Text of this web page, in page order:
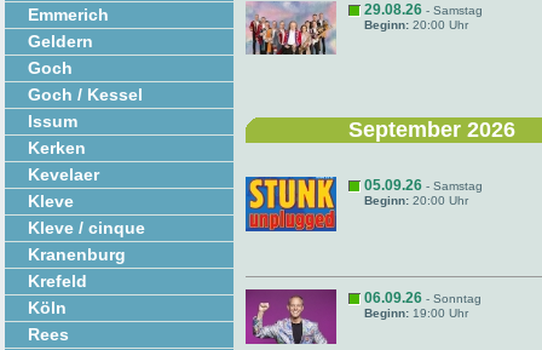
Emmerich
Geldern
Goch
Goch / Kessel
Issum
Kerken
Kevelaer
Kleve
Kleve / cinque
Kranenburg
Krefeld
Köln
Rees
29.08.26 - Samstag
Beginn: 20:00 Uhr
September 2026
05.09.26 - Samstag
Beginn: 20:00 Uhr
06.09.26 - Sonntag
Beginn: 19:00 Uhr